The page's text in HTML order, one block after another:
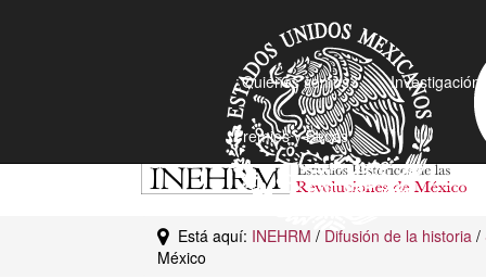
¿Quiénes somos? Investigación
Premios y Becas
Está aquí: INEHRM / Difusión de la historia /
México